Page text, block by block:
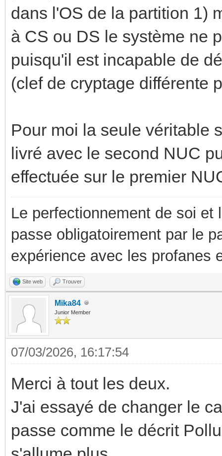
dans l'OS de la partition 1)
à CS ou DS le système ne
puisqu'il est incapable de
(clef de cryptage différente
Pour moi la seule véritable
livré avec le second NUC
effectuée sur le premier
Le perfectionnement de soi
passe obligatoirement par le
expérience avec les profanes
Site web Trouver
Mika84
Junior Member
07/03/2026, 16:17:54
Merci à tout les deux.
J'ai essayé de changer le
passe comme le décrit